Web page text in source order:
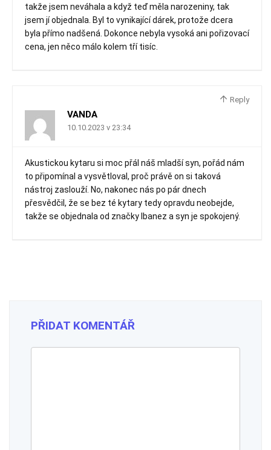
takže jsem neváhala a když teď měla narozeniny, tak
jsem jí objednala. Byl to vynikající dárek, protože dcera
byla přímo nadšená. Dokonce nebyla vysoká ani pořizovací
cena, jen něco málo kolem tří tisíc.
Reply
VANDA
10.10.2023 v 23:34
Akustickou kytaru si moc přál náš mladší syn, pořád nám
to připomínal a vysvětloval, proč právě on si taková
nástroj zaslouží. No, nakonec nás po pár dnech
přesvědčil, že se bez té kytary tedy opravdu neobejde,
takže se objednala od značky Ibanez a syn je spokojený.
PŘIDAT KOMENTÁŘ